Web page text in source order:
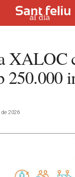
XALOC
250.000
2026